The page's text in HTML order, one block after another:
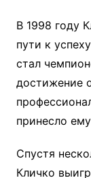
В 1998 году
пути к
стал
достижение
принесло
Спустя
Кличко